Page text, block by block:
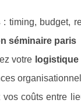
: timing, budget,
séminaire paris
votre
vos coûts entre